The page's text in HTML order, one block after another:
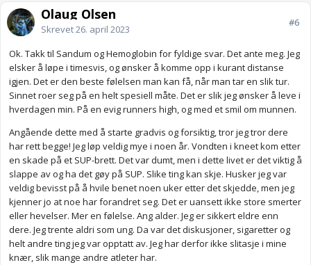
Olaug Olsen
Skrevet26. april 2023
#6
Ok. Takk til Sandum og Hemoglobin for fyldige svar. Det ante meg. Jeg
elsker å løpe i timesvis, og ønsker å komme opp i kurant distanse
igjen. Det er den beste følelsen man kan få, når man tar en slik tur.
Sinnet roer seg på en helt spesiell måte. Det er slik jeg ønsker å leve i
hverdagen min. På en evig runners high, og med et smil om munnen.
Angående dette med å starte gradvis og forsiktig, tror jeg tror dere
har rett begge! Jeg løp veldig mye i noen år. Vondten i kneet kom etter
en skade på et SUP-brett. Det var dumt, men i dette livet er det viktig å
slappe av og ha det gøy på SUP. Slike ting kan skje. Husker jeg var
veldig bevisst på å hvile benet noen uker etter det skjedde, men jeg
kjenner jo at noe har forandret seg. Det er uansett ikke store smerter
eller hevelser. Mer en følelse. Ang alder. Jeg er sikkert eldre enn
dere. Jeg trente aldri som ung. Da var det diskusjoner, sigaretter og
helt andre ting jeg var opptatt av. Jeg har derfor ikke slitasje i mine
knær, slik mange andre atleter har.